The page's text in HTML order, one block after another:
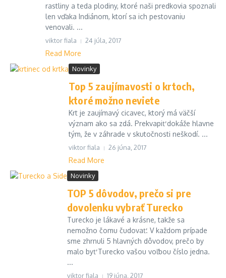
rastliny a teda plodiny, ktoré naši predkovia spoznali
len vďaka Indiánom, ktorí sa ich pestovaniu
venovali. ...
viktor fiala 24 júla, 2017
Read More
Novinky
Top 5 zaujímavosti o krtoch,
ktoré možno neviete
Krt je zaujímavý cicavec, ktorý má väčší
význam ako sa zdá. Prekvapiť dokáže hlavne
tým, že v záhrade v skutočnosti neškodí. ...
viktor fiala 26 júna, 2017
Read More
Novinky
TOP 5 dôvodov, prečo si pre
dovolenku vybrať Turecko
Turecko je lákavé a krásne, takže sa
nemožno čomu čudovať. V každom prípade
sme zhrnuli 5 hlavných dôvodov, prečo by
malo byť Turecko vašou voľbou číslo jedna.
...
viktor fiala 19 júna, 2017